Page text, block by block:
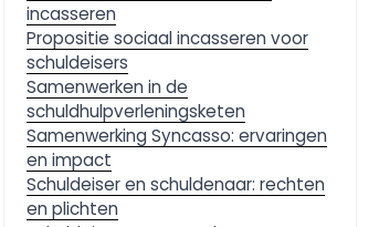
incasseren
Propositie sociaal incasseren voor
schuldeisers
Samenwerken in de
schuldhulpverleningsketen
Samenwerking Syncasso: ervaringen
en impact
Schuldeiser en schuldenaar: rechten
en plichten